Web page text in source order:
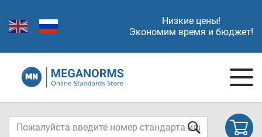
Низкие цены!
Экономим время и бюджет!